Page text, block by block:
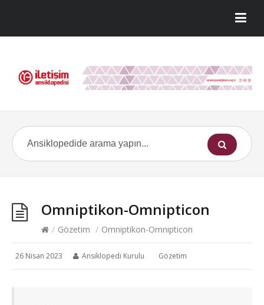
Omniptikon-Omnipticon
/ Gözetim / Omniptikon-Omnipticon
26 Nisan 2023 Ansiklopedi Kurulu Gözetim